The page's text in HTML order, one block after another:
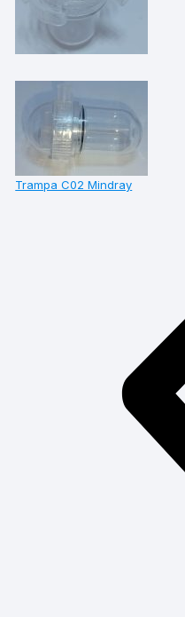
Trampa C02 Mindray